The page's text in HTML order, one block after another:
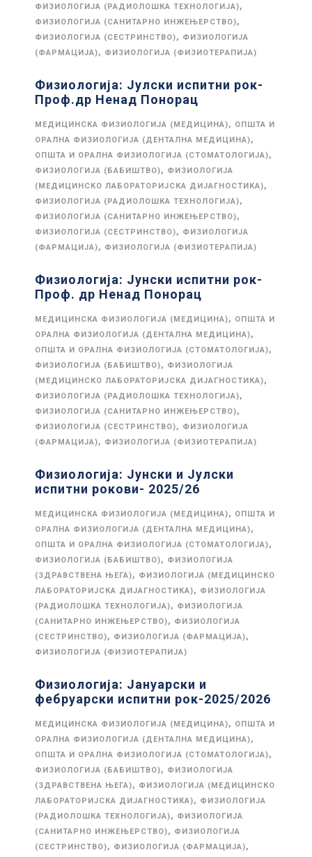
ФИЗИОЛОГИЈА (РАДИОЛОШКА ТЕХНОЛОГИЈА),
ФИЗИОЛОГИЈА (САНИТАРНО ИНЖЕЊЕРСТВО),
ФИЗИОЛОГИЈА (СЕСТРИНСТВО), ФИЗИОЛОГИЈА
(ФАРМАЦИЈА), ФИЗИОЛОГИЈА (ФИЗИОТЕРАПИЈА)
Физиологија: Јулски испитни рок-
Проф.др Ненад Понорац
МЕДИЦИНСКА ФИЗИОЛОГИЈА (МЕДИЦИНА), ОПШТА И
ОРАЛНА ФИЗИОЛОГИЈА (ДЕНТАЛНА МЕДИЦИНА),
ОПШТА И ОРАЛНА ФИЗИОЛОГИЈА (СТОМАТОЛОГИЈА),
ФИЗИОЛОГИЈА (БАБИШТВО), ФИЗИОЛОГИЈА
(МЕДИЦИНСКО ЛАБОРАТОРИЈСКА ДИЈАГНОСТИКА),
ФИЗИОЛОГИЈА (РАДИОЛОШКА ТЕХНОЛОГИЈА),
ФИЗИОЛОГИЈА (САНИТАРНО ИНЖЕЊЕРСТВО),
ФИЗИОЛОГИЈА (СЕСТРИНСТВО), ФИЗИОЛОГИЈА
(ФАРМАЦИЈА), ФИЗИОЛОГИЈА (ФИЗИОТЕРАПИЈА)
Физиологија: Јунски испитни рок-
Проф. др Ненад Понорац
МЕДИЦИНСКА ФИЗИОЛОГИЈА (МЕДИЦИНА), ОПШТА И
ОРАЛНА ФИЗИОЛОГИЈА (ДЕНТАЛНА МЕДИЦИНА),
ОПШТА И ОРАЛНА ФИЗИОЛОГИЈА (СТОМАТОЛОГИЈА),
ФИЗИОЛОГИЈА (БАБИШТВО), ФИЗИОЛОГИЈА
(МЕДИЦИНСКО ЛАБОРАТОРИЈСКА ДИЈАГНОСТИКА),
ФИЗИОЛОГИЈА (РАДИОЛОШКА ТЕХНОЛОГИЈА),
ФИЗИОЛОГИЈА (САНИТАРНО ИНЖЕЊЕРСТВО),
ФИЗИОЛОГИЈА (СЕСТРИНСТВО), ФИЗИОЛОГИЈА
(ФАРМАЦИЈА), ФИЗИОЛОГИЈА (ФИЗИОТЕРАПИЈА)
Физиологија: Јунски и Јулски
испитни рокови- 2025/26
МЕДИЦИНСКА ФИЗИОЛОГИЈА (МЕДИЦИНА), ОПШТА И
ОРАЛНА ФИЗИОЛОГИЈА (ДЕНТАЛНА МЕДИЦИНА),
ОПШТА И ОРАЛНА ФИЗИОЛОГИЈА (СТОМАТОЛОГИЈА),
ФИЗИОЛОГИЈА (БАБИШТВО), ФИЗИОЛОГИЈА
(ЗДРАВСТВЕНА ЊЕГА), ФИЗИОЛОГИЈА (МЕДИЦИНСКО
ЛАБОРАТОРИЈСКА ДИЈАГНОСТИКА), ФИЗИОЛОГИЈА
(РАДИОЛОШКА ТЕХНОЛОГИЈА), ФИЗИОЛОГИЈА
(САНИТАРНО ИНЖЕЊЕРСТВО), ФИЗИОЛОГИЈА
(СЕСТРИНСТВО), ФИЗИОЛОГИЈА (ФАРМАЦИЈА),
ФИЗИОЛОГИЈА (ФИЗИОТЕРАПИЈА)
Физиологија: Јануарски и
фебруарски испитни рок-2025/2026
МЕДИЦИНСКА ФИЗИОЛОГИЈА (МЕДИЦИНА), ОПШТА И
ОРАЛНА ФИЗИОЛОГИЈА (ДЕНТАЛНА МЕДИЦИНА),
ОПШТА И ОРАЛНА ФИЗИОЛОГИЈА (СТОМАТОЛОГИЈА),
ФИЗИОЛОГИЈА (БАБИШТВО), ФИЗИОЛОГИЈА
(ЗДРАВСТВЕНА ЊЕГА), ФИЗИОЛОГИЈА (МЕДИЦИНСКО
ЛАБОРАТОРИЈСКА ДИЈАГНОСТИКА), ФИЗИОЛОГИЈА
(РАДИОЛОШКА ТЕХНОЛОГИЈА), ФИЗИОЛОГИЈА
(САНИТАРНО ИНЖЕЊЕРСТВО), ФИЗИОЛОГИЈА
(СЕСТРИНСТВО), ФИЗИОЛОГИЈА (ФАРМАЦИЈА),